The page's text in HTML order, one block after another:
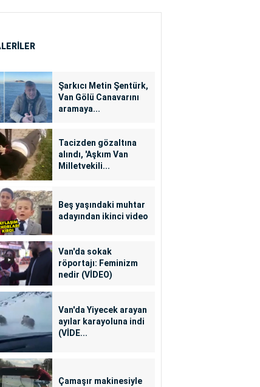
Şarkıcı Metin Şentürk,
Van Gölü Canavarını
aramaya...
Tacizden gözaltına
alındı, 'Aşkım Van
Milletvekili...
Beş yaşındaki muhtar
adayından ikinci video
Van'da sokak
röportajı: Feminizm
nedir (VİDEO)
Van'da Yiyecek arayan
ayılar karayoluna indi
(VİDE...
Çamaşır makinesiyle